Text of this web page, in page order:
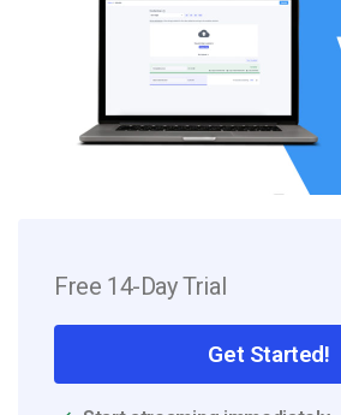
Free 14-Day Trial
Get Started!